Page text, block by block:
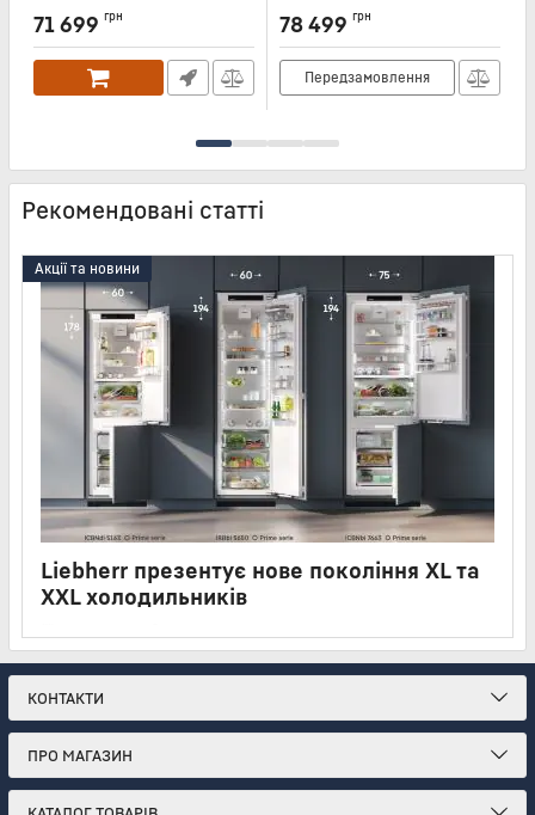
ICND5603
71 699 грн ICNSD7603
78 499 грн
Передзамовлення
Рекомендовані статті
Акції та новини
Liebherr презентує нове покоління XL та
XXL холодильників
Liebherr розширює лінійку вбудованої техніки відразу сімома
КОНТАКТИ
ПРО МАГАЗИН